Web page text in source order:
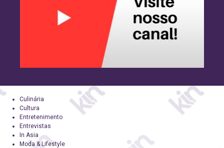
Culinária
Cultura
Entretenimento
Entrevistas
In Asia
Moda & Lifestyle